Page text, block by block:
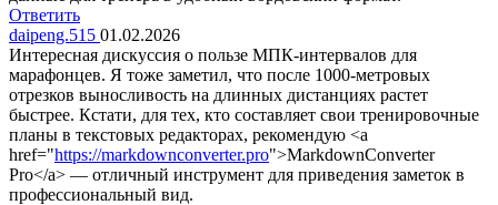
Ответить
daipeng.515 01.02.2026
Интересная дискуссия о пользе МПК-интервалов для
марафонцев. Я тоже заметил, что после 1000-метровых
отрезков выносливость на длинных дистанциях растет
быстрее. Кстати, для тех, кто составляет свои тренировочные
планы в текстовых редакторах, рекомендую <a
href="https://markdownconverter.pro">MarkdownConverter
Pro</a> — отличный инструмент для приведения заметок в
профессиональный вид.